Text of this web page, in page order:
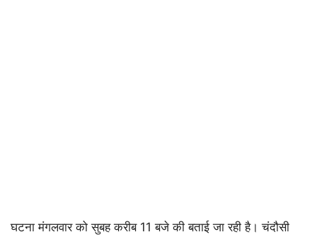
घटना मंगलवार को सुबह करीब 11 बजे की बताई जा रही है। चंदौसी